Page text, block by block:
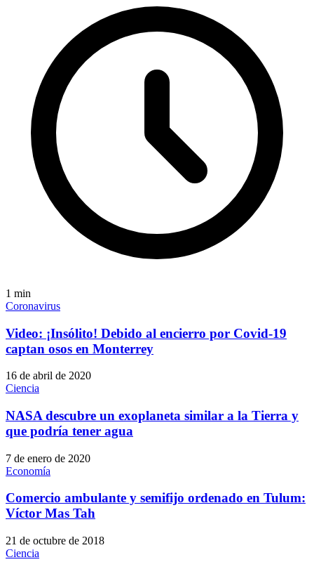
1 min
Coronavirus
Video: ¡Insólito! Debido al encierro por Covid-19
captan osos en Monterrey
16 de abril de 2020
Ciencia
NASA descubre un exoplaneta similar a la Tierra y
que podría tener agua
7 de enero de 2020
Economía
Comercio ambulante y semifijo ordenado en Tulum:
Víctor Mas Tah
21 de octubre de 2018
Ciencia